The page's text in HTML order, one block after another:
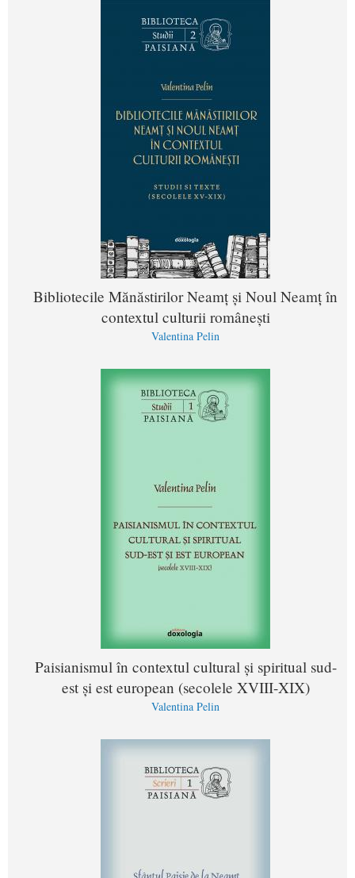
Bibliotecile Mănăstirilor Neamț și Noul Neamț în
contextul culturii românești
Valentina Pelin
Paisianismul în contextul cultural și spiritual sud-
est și est european (secolele XVIII-XIX)
Valentina Pelin